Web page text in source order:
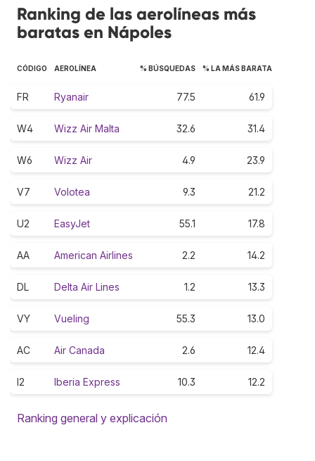
Ranking de las aerolíneas más
baratas en Nápoles
CÓDIGO AEROLÍNEA % BÚSQUEDAS % LA MÁS BARATA
FR Ryanair 77.5 61.9
W4 Wizz Air Malta 32.6 31.4
W6 Wizz Air 4.9 23.9
V7 Volotea 9.3 21.2
U2 EasyJet 55.1 17.8
AA American Airlines 2.2 14.2
DL Delta Air Lines 1.2 13.3
VY Vueling 55.3 13.0
AC Air Canada 2.6 12.4
I2 Iberia Express 10.3 12.2
Ranking general y explicación